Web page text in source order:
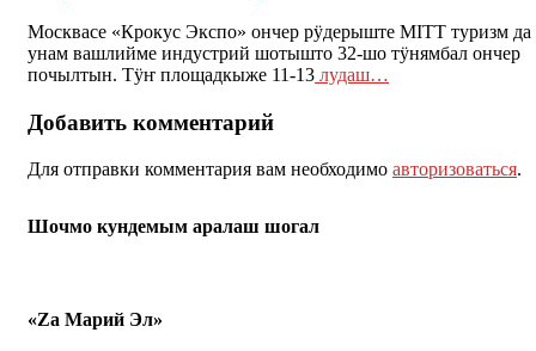
Москвасе «Крокус Экспо» ончер рӱдерыште MITT туризм да
унам вашлийме индустрий шотышто 32-шо тӱнямбал ончер
почылтын. Тӱҥ площадкыже 11-13 лудаш…
Добавить комментарий
Для отправки комментария вам необходимо авторизоваться.
Шочмо кундемым аралаш шогал
«Zа Марий Эл»